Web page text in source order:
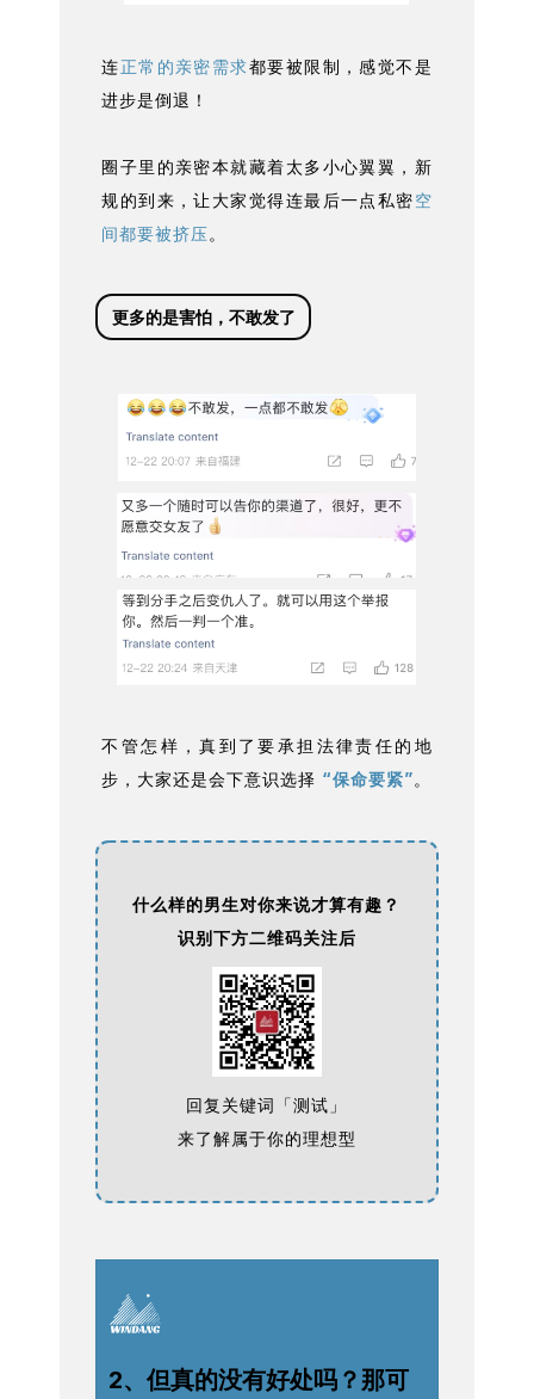
连正常的亲密需求都要被限制，感觉不是
进步是倒退！
圈子里的亲密本就藏着太多小心翼翼，新
规的到来，让大家觉得连最后一点私密空
间都要被挤压。
更多的是害怕，不敢发了
不管怎样，真到了要承担法律责任的地
步，大家还是会下意识选择 “保命要紧”。
什么样的男生对你来说才算有趣？
识别下方二维码关注后
回复关键词「测试」
来了解属于你的理想型
2、但真的没有好处吗？那可